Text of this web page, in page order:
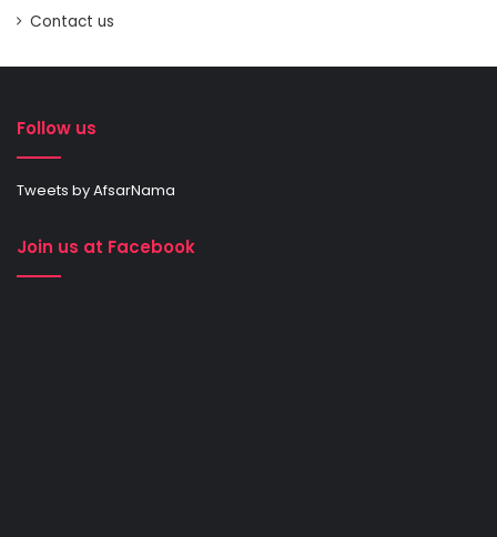
Contact us
Follow us
Tweets by AfsarNama
Join us at Facebook